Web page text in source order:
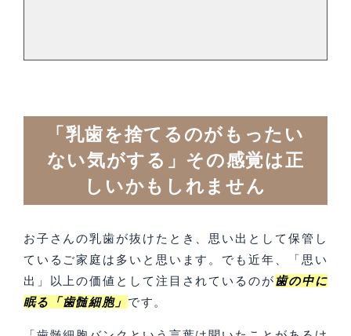
「乳歯を捨てるのがもったい
ない気がする」その感覚は正
しいかもしれません
お子さんの乳歯が抜けたとき、思い出として保管し
ているご家庭は多いと思います。でも近年、「思い
出」以上の価値として注目されているのが 歯の中に
眠る「歯髄細胞」 です。